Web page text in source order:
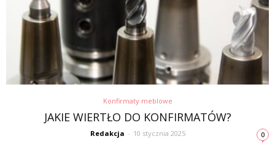
Konfirmaty meblowe
JAKIE WIERTŁO DO KONFIRMATÓW?
Redakcja - 10 stycznia 2025 0